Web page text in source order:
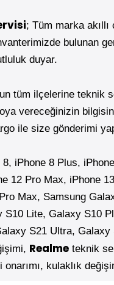
; Tüm marka
bulunan
duyar.
tüm ilçelerine
vereceğinizin
ile size gönderimi
iPhone 8 Plus,
12 Pro Max, iPhone
Max, Samsung
Lite, Galaxy S10
S21 Ultra,
Realme teknik
kulaklık